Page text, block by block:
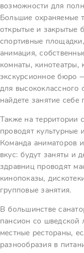
возможности для
Большие охраняемые
открытые и закрытые
спортивные
анимация,
комнаты, кинотеатры,
экскурсионное бюро
для высококлассного
найдете занятие себе
Также на территории
проводят культурные
Команда аниматоров
вкус: будут заняты и
здравниц проводят
кинопоказы,
групповые занятия.
В большинстве
пансион со шведской
местные рестораны,
разнообразия в